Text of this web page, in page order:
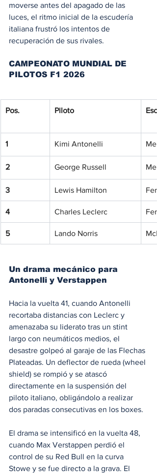
moverse antes del apagado de las
luces, el ritmo inicial de la escudería
italiana frustró los intentos de
recuperación de sus rivales.
CAMPEONATO MUNDIAL DE
PILOTOS F1 2026
Pos. Piloto
1 Kimi Antonelli
2 George Russell
3 Lewis Hamilton
4 Charles Leclerc
5 Lando Norris
Un drama mecánico para
Antonelli y Verstappen
Hacia la vuelta 41, cuando Antonelli
recortaba distancias con Leclerc y
amenazaba su liderato tras un stint
largo con neumáticos medios, el
desastre golpeó al garaje de las Flechas
Plateadas. Un deflector de rueda (wheel
shield) se rompió y se atascó
directamente en la suspensión del
piloto italiano, obligándolo a realizar
dos paradas consecutivas en los boxes.
El drama se intensificó en la vuelta 48,
cuando Max Verstappen perdió el
control de su Red Bull en la curva
Stowe y se fue directo a la grava. El